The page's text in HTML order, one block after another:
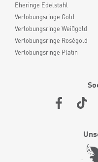
Eheringe Edelstahl
Verlobungsringe Gold
Verlobungsringe Weißgold
Verlobungsringe Roségold
Verlobungsringe Platin